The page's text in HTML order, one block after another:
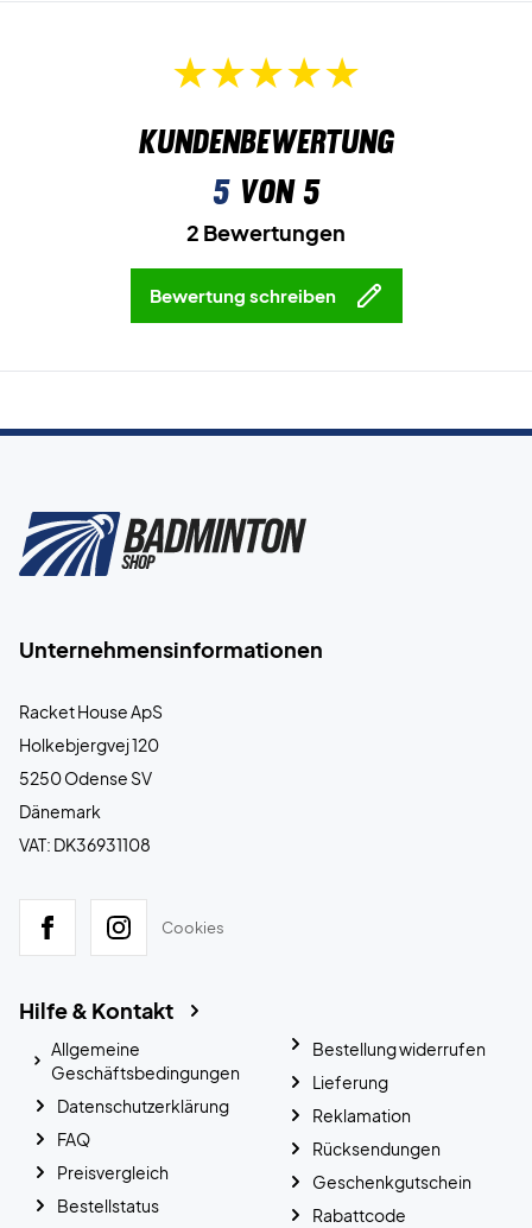
Kundenbewertung
5von 5
2 Bewertungen
Bewertung schreiben
Unternehmensinformationen
Racket House ApS
Holkebjergvej 120
5250 Odense SV
Dänemark
VAT: DK36931108
Cookies
Hilfe & Kontakt
Allgemeine
Geschäftsbedingungen
Datenschutzerklärung
FAQ
Preisvergleich
Bestellstatus
Bestellung widerrufen
Lieferung
Reklamation
Rücksendungen
Geschenkgutschein
Rabattcode